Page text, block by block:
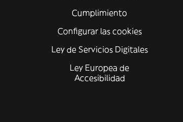
Cumplimiento
Configurar las cookies
Ley de Servicios Digitales
Ley Europea de
Accesibilidad